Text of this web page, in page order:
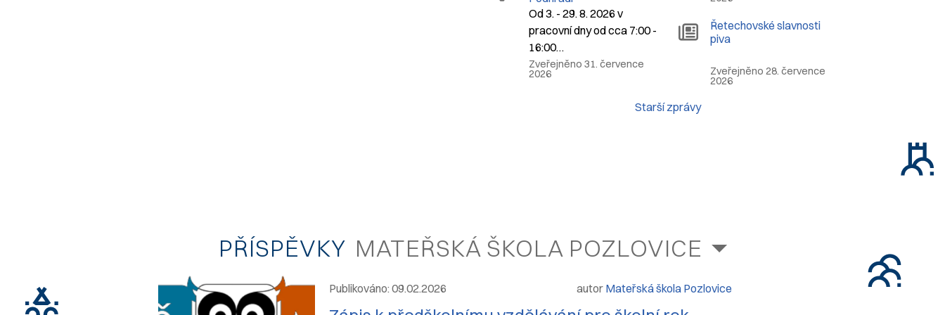
Od 3. - 29. 8. 2026 v
pracovní dny od cca 7:00 -
16:00…
Zveřejněno 31. července
2026
Řetechovské slavnosti
piva
Zveřejněno 28. července
2026
Starší zprávy
PŘÍSPĚVKY MATEŘSKÁ ŠKOLA POZLOVICE
autor Mateřská škola Pozlovice
Publikováno: 09.02.2026